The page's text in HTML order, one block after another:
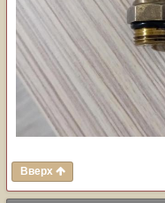
Вверх